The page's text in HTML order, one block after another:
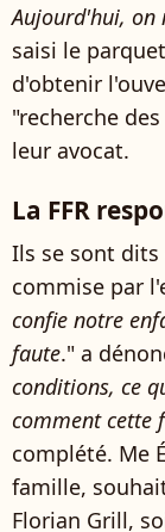
Aujourd'hui, on
saisi le
d'obtenir
"recherche
leur avocat.
La FFR
Ils se sont
commise par
confie notre
faute." a
conditions, ce
comment cette
complété. Me
famille,
Florian Grill,